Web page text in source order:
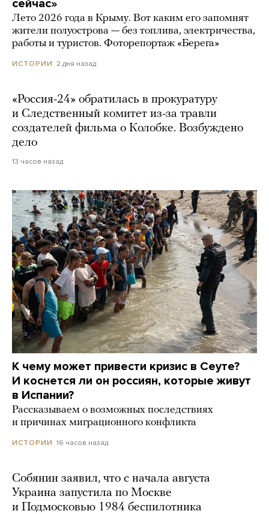
сейчас»
Лето 2026 года в Крыму. Вот каким его запомнят
жители полуострова — без топлива, электричества,
работы и туристов. Фоторепортаж «Берега»
ИСТОРИИ 2 дня назад
«Россия-24» обратилась в прокуратуру
и Следственный комитет из-за травли
создателей фильма о Колобке. Возбуждено
дело
13 часов назад
К чему может привести кризис в Сеуте?
И коснется ли он россиян, которые живут
в Испании?
Рассказываем о возможных последствиях
и причинах миграционного конфликта
ИСТОРИИ 16 часов назад
Собянин заявил, что с начала августа
Украина запустила по Москве
и Подмосковью 1984 беспилотника